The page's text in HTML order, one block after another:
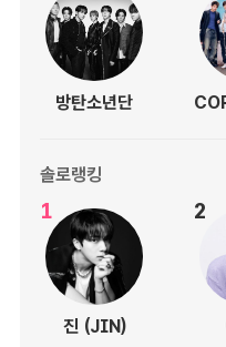
방탄소년단
솔로랭킹
1
진 (JIN)
2